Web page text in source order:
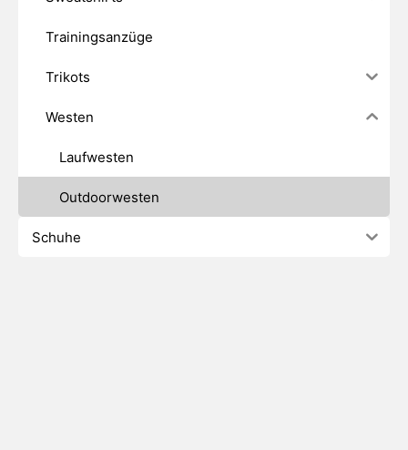
Trainingsanzüge
Trikots
Westen
Laufwesten
Outdoorwesten
Schuhe